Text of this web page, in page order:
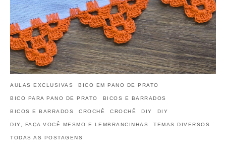
AULAS EXCLUSIVAS BICO EM PANO DE PRATO
BICO PARA PANO DE PRATO BICOS E BARRADOS
BICOS E BARRADOS CROCHÊ CROCHÊ DIY DIY
DIY, FAÇA VOCÊ MESMO E LEMBRANCINHAS TEMAS DIVERSOS
TODAS AS POSTAGENS